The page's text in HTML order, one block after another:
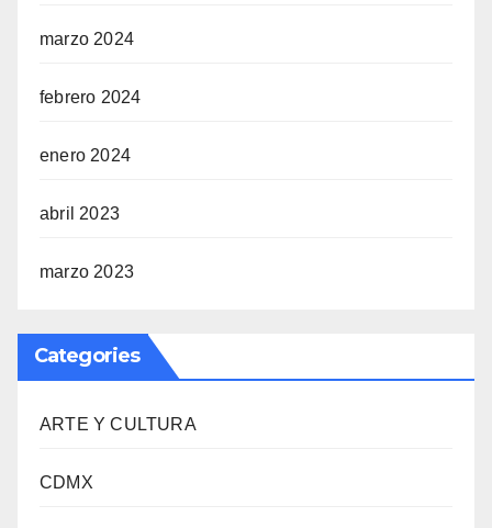
marzo 2024
febrero 2024
enero 2024
abril 2023
marzo 2023
Categories
ARTE Y CULTURA
CDMX